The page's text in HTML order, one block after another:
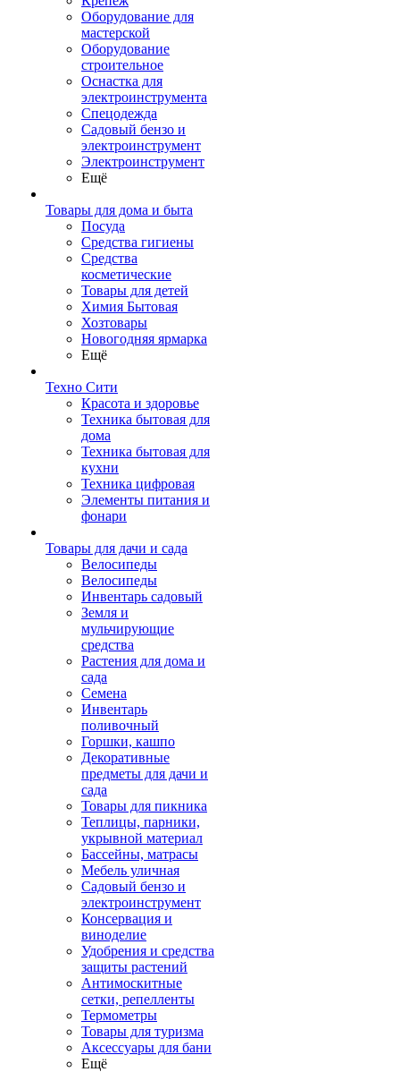
Оборудование для
мастерской
Оборудование
строительное
Оснастка для
электроинструмента
Спецодежда
Садовый бензо и
электроинструмент
Электроинструмент
Ещё
Товары для дома и быта
Посуда
Средства гигиены
Средства
косметические
Товары для детей
Химия Бытовая
Хозтовары
Новогодняя ярмарка
Ещё
Техно Сити
Красота и здоровье
Техника бытовая для
дома
Техника бытовая для
кухни
Техника цифровая
Элементы питания и
фонари
Товары для дачи и сада
Велосипеды
Велосипеды
Инвентарь садовый
Земля и
мульчирующие
средства
Растения для дома и
сада
Семена
Инвентарь
поливочный
Горшки, кашпо
Декоративные
предметы для дачи и
сада
Товары для пикника
Теплицы, парники,
укрывной материал
Бассейны, матрасы
Мебель уличная
Садовый бензо и
электроинструмент
Консервация и
виноделие
Удобрения и средства
защиты растений
Антимоскитные
сетки, репелленты
Термометры
Товары для туризма
Аксессуары для бани
Ещё